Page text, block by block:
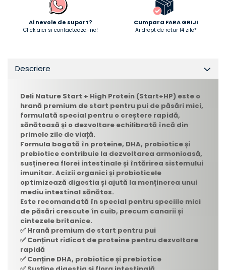
Ai nevoie de suport?
Click aici si contacteaza-ne!
Cumpara FARA GRIJI
Ai drept de retur 14 zile*
Descriere
Deli Nature Start + High Protein (Start+HP) este o
hrană premium de start pentru pui de păsări mici,
formulată special pentru o creștere rapidă,
sănătoasă și o dezvoltare echilibrată încă din
primele zile de viață.
Formula bogată în proteine, DHA, probiotice și
prebiotice contribuie la dezvoltarea armonioasă,
susținerea florei intestinale și întărirea sistemului
imunitar. Acizii organici și probioticele
optimizează digestia și ajută la menținerea unui
mediu intestinal sănătos.
Este recomandată în special pentru speciile mici
de păsări crescute în cuib, precum canarii și
cintezele britanice.
✅ Hrană premium de start pentru pui
✅ Conținut ridicat de proteine pentru dezvoltare
rapidă
✅ Conține DHA, probiotice și prebiotice